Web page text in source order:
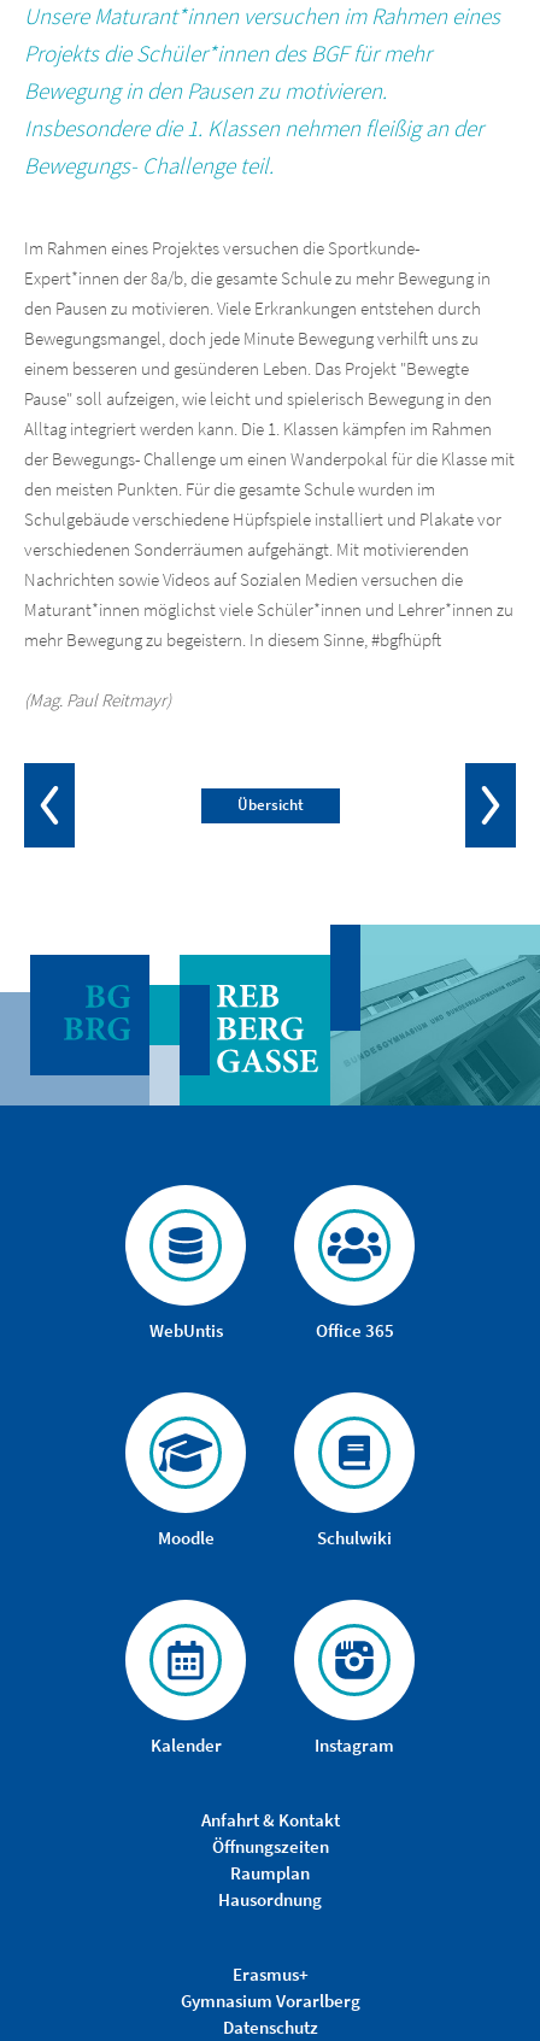
Unsere Maturant*innen versuchen im Rahmen eines
Projekts die Schüler*innen des BGF für mehr
Bewegung in den Pausen zu motivieren.
Insbesondere die 1. Klassen nehmen fleißig an der
Bewegungs- Challenge teil.
Im Rahmen eines Projektes versuchen die Sportkunde-
Expert*innen der 8a/b, die gesamte Schule zu mehr Bewegung in
den Pausen zu motivieren. Viele Erkrankungen entstehen durch
Bewegungsmangel, doch jede Minute Bewegung verhilft uns zu
einem besseren und gesünderen Leben. Das Projekt "Bewegte
Pause" soll aufzeigen, wie leicht und spielerisch Bewegung in den
Alltag integriert werden kann. Die 1. Klassen kämpfen im Rahmen
der Bewegungs- Challenge um einen Wanderpokal für die Klasse mit
den meisten Punkten. Für die gesamte Schule wurden im
Schulgebäude verschiedene Hüpfspiele installiert und Plakate vor
verschiedenen Sonderräumen aufgehängt. Mit motivierenden
Nachrichten sowie Videos auf Sozialen Medien versuchen die
Maturant*innen möglichst viele Schüler*innen und Lehrer*innen zu
mehr Bewegung zu begeistern. In diesem Sinne, #bgfhüpft
(Mag. Paul Reitmayr)
Übersicht
WebUntis Office 365
Moodle Schulwiki
Kalender Instagram
Anfahrt & Kontakt
Öffnungszeiten
Raumplan
Hausordnung
Erasmus+
Gymnasium Vorarlberg
Datenschutz